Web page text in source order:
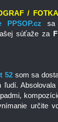
/
PPSOP.cz sa
súťaže za
52som sa
určite